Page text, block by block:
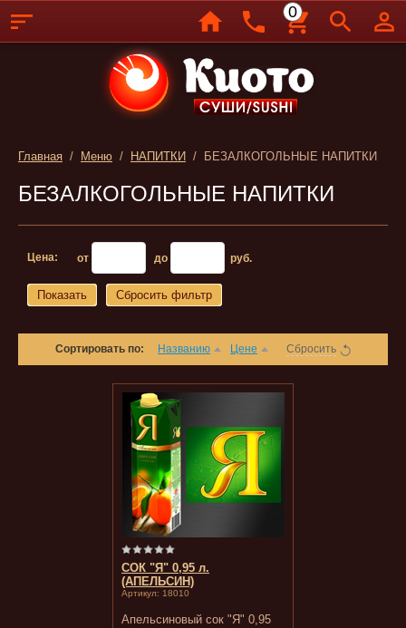
Главная / Меню / НАПИТКИ / БЕЗАЛКОГОЛЬНЫЕ НАПИТКИ
БЕЗАЛКОГОЛЬНЫЕ НАПИТКИ
Цена: от до руб.
Показать Сбросить фильтр
Сортировать по: Названию Цене Сбросить
СОК "Я" 0,95 л.
(АПЕЛЬСИН)
Артикул: 18010
Апельсиновый сок "Я" 0,95
0